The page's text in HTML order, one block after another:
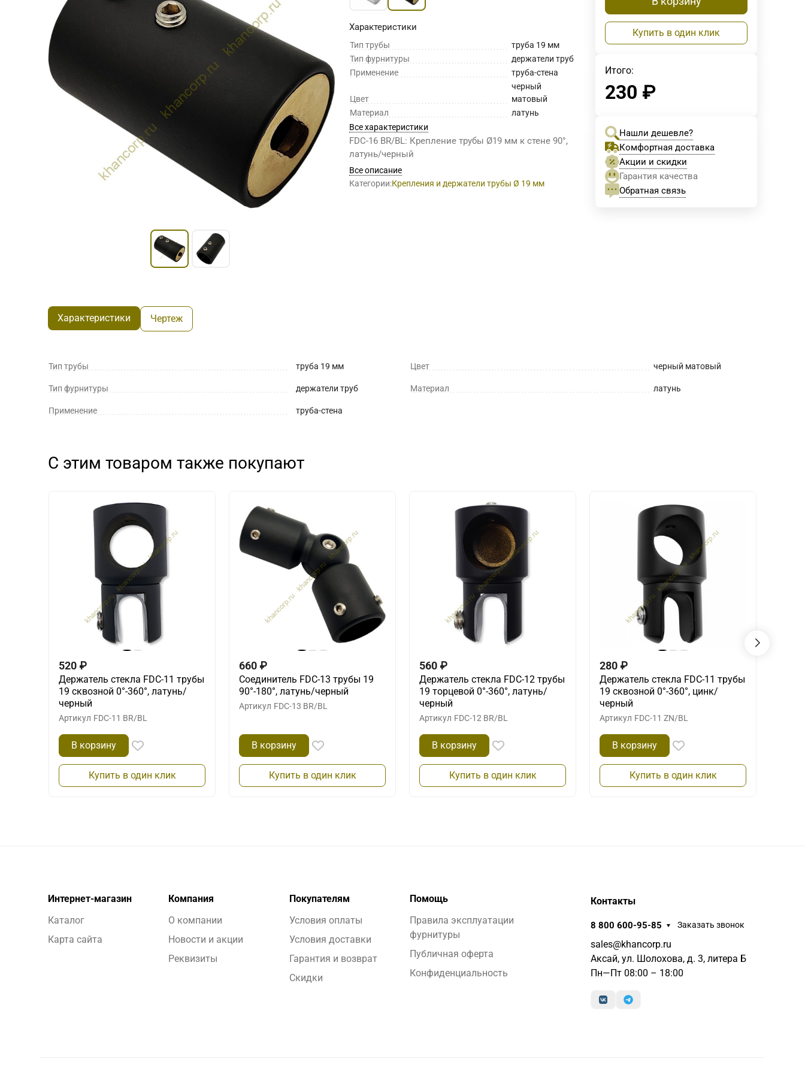
Характеристики
Тип трубы
труба 19 мм
Тип фурнитуры
держатели труб
Применение
труба-стена
Цвет
черный
матовый
Материал
латунь
Все характеристики
FDC-16 BR/BL: Крепление трубы Ø19 мм к стене 90°,
латунь/черный
Все описание
Категории:Крепления и держатели трубы Ø 19 мм
Купить в один клик
Итого:
230 ₽
Нашли дешевле?
Комфортная доставка
Акции и скидки
Гарантия качества
Обратная связь
Характеристики Чертеж
Тип трубы труба 19 мм
Тип фурнитуры держатели труб
Применение труба-стена
Цвет черный матовый
Материал латунь
С этим товаром также покупают
520 ₽
Держатель стекла FDC-11 трубы
19 сквозной 0°-360°, латунь/
черный
Артикул FDC-11 BR/BL
В корзину
Купить в один клик
660 ₽
Соединитель FDC-13 трубы 19
90°-180°, латунь/черный
Артикул FDC-13 BR/BL
В корзину
Купить в один клик
560 ₽
Держатель стекла FDC-12 трубы
19 торцевой 0°-360°, латунь/
черный
Артикул FDC-12 BR/BL
В корзину
Купить в один клик
280 ₽
Держатель стекла FDC-11 трубы
19 сквозной 0°-360°, цинк/
черный
Артикул FDC-11 ZN/BL
В корзину
Купить в один клик
Интернет-магазин
Каталог
Карта сайта
Компания
О компании
Новости и акции
Реквизиты
Покупателям
Условия оплаты
Условия доставки
Гарантия и возврат
Скидки
Помощь
Правила эксплуатации
фурнитуры
Публичная оферта
Конфиденциальность
Контакты
8 800 600-95-85 Заказать звонок
sales@khancorp.ru
Аксай, ул. Шолохова, д. 3, литера Б
Пн—Пт 08:00 – 18:00